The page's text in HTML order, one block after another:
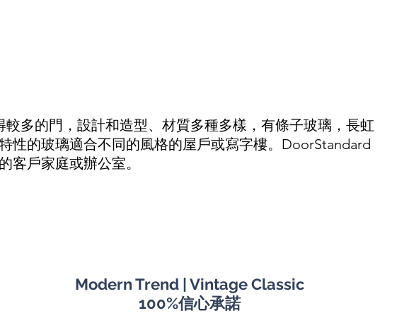
多的門，設計和造型、材質多種多樣，有條子玻璃，長虹
性的玻璃適合不同的風格的屋戶或寫字樓。DoorStandard
客戶家庭或辦公室。
Modern Trend | Vintage Classic
100%信心承諾